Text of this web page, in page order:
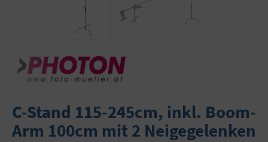
C-Stand 115-245cm, inkl. Boom-
Arm 100cm mit 2 Neigegelenken